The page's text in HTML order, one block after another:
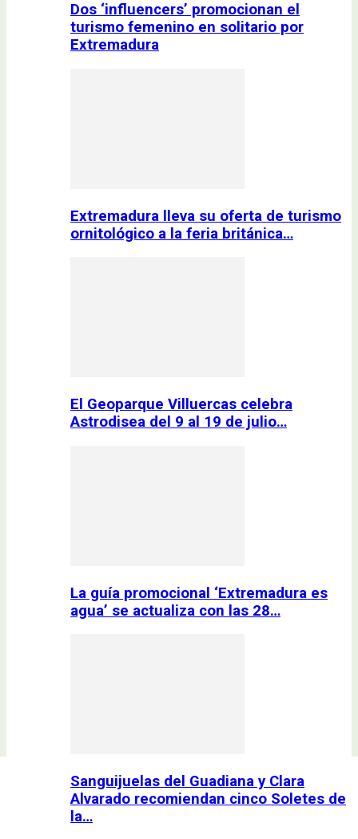
Dos ‘influencers’ promocionan el
turismo femenino en solitario por
Extremadura
Extremadura lleva su oferta de turismo
ornitológico a la feria británica…
El Geoparque Villuercas celebra
Astrodisea del 9 al 19 de julio…
La guía promocional ‘Extremadura es
agua’ se actualiza con las 28…
Sanguijuelas del Guadiana y Clara
Alvarado recomiendan cinco Soletes de
la…